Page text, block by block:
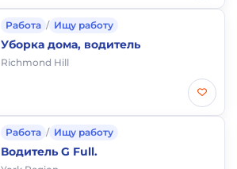
Работа / Ищу работу
Уборка дома, водитель
Richmond Hill
Работа / Ищу работу
Водитель G Full.